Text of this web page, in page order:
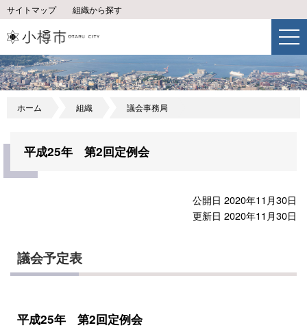
サイトマップ 組織から探す
ホーム 組織 議会事務局
平成25年 第2回定例会
公開日 2020年11月30日
更新日 2020年11月30日
議会予定表
平成25年 第2回定例会